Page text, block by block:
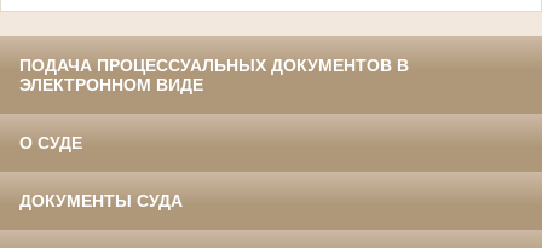
ПОДАЧА ПРОЦЕССУАЛЬНЫХ ДОКУМЕНТОВ В
ЭЛЕКТРОННОМ ВИДЕ
О СУДЕ
ДОКУМЕНТЫ СУДА